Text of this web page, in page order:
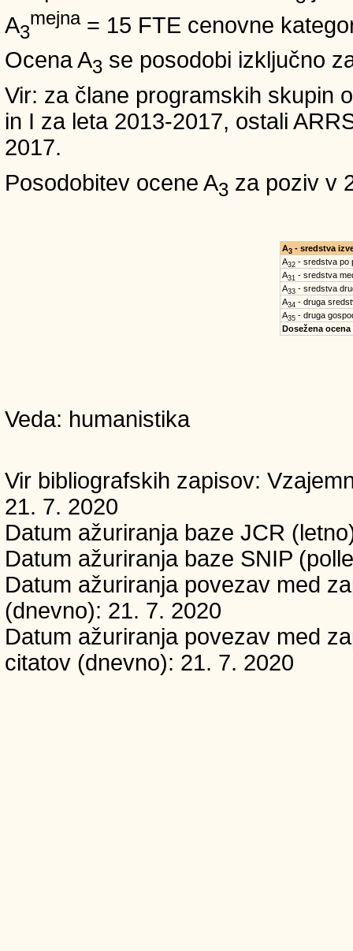
A3
mejna= 15 FTE cenovne
Ocena A3 se posodobi izključno
Vir: za člane programskih skupin
in I za leta 2013-2017, ostali
2017.
Posodobitev ocene A3 za poziv v
A3- sredstva
A32- sredstva po
A31 - sredstva
A33- sredstva
A34 - druga
A35- druga
Dosežena ocena
Veda: humanistika
Vir bibliografskih zapisov:
21. 7. 2020
Datum ažuriranja baze JCR
Datum ažuriranja baze SNIP
Datum ažuriranja povezav med
(dnevno): 21. 7. 2020
Datum ažuriranja povezav med
citatov (dnevno): 21. 7. 2020